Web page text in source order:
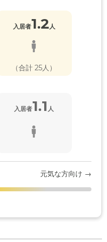
入居者1.2 人
（合計 25人）
入居者1.1 人
元気な方向け →